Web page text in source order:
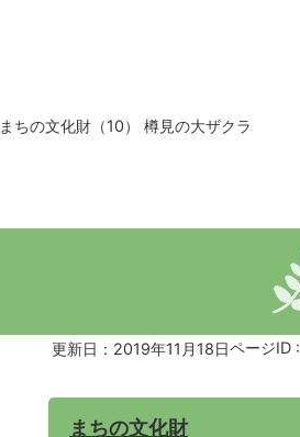
まちの文化財（10） 樽見の大ザクラ
更新日：2019年11月18日ページID :
まちの文化財